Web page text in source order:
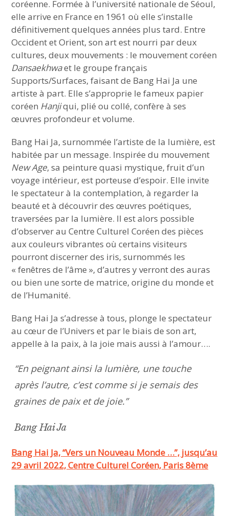
coréenne. Formée à l’université nationale de Séoul,
elle arrive en France en 1961 où elle s’installe
définitivement quelques années plus tard. Entre
Occident et Orient, son art est nourri par deux
cultures, deux mouvements : le mouvement coréen
Dansaekhwaet le groupe français
Supports/Surfaces, faisant de Bang Hai Ja une
artiste à part. Elle s’approprie le fameux papier
coréen Hanjiqui, plié ou collé, confère à ses
œuvres profondeur et volume.
Bang Hai Ja, surnommée l’artiste de la lumière, est
habitée par un message. Inspirée du mouvement
New Age, sa peinture quasi mystique, fruit d’un
voyage intérieur, est porteuse d’espoir. Elle invite
le spectateur à la contemplation, à regarder la
beauté et à découvrir des œuvres poétiques,
traversées par la lumière. Il est alors possible
d’observer au Centre Culturel Coréen des pièces
aux couleurs vibrantes où certains visiteurs
pourront discerner des iris, surnommés les
« fenêtres de l’âme », d’autres y verront des auras
ou bien une sorte de matrice, origine du monde et
de l’Humanité.
Bang Hai Ja s’adresse à tous, plonge le spectateur
au cœur de l’Univers et par le biais de son art,
appelle à la paix, à la joie mais aussi à l’amour….
“En peignant ainsi la lumière, une touche
après l’autre, c’est comme si je semais des
graines de paix et de joie.”
Bang Hai Ja
Bang Hai Ja, “Vers un Nouveau Monde …”, jusqu’au
29 avril 2022, Centre Culturel Coréen, Paris 8ème